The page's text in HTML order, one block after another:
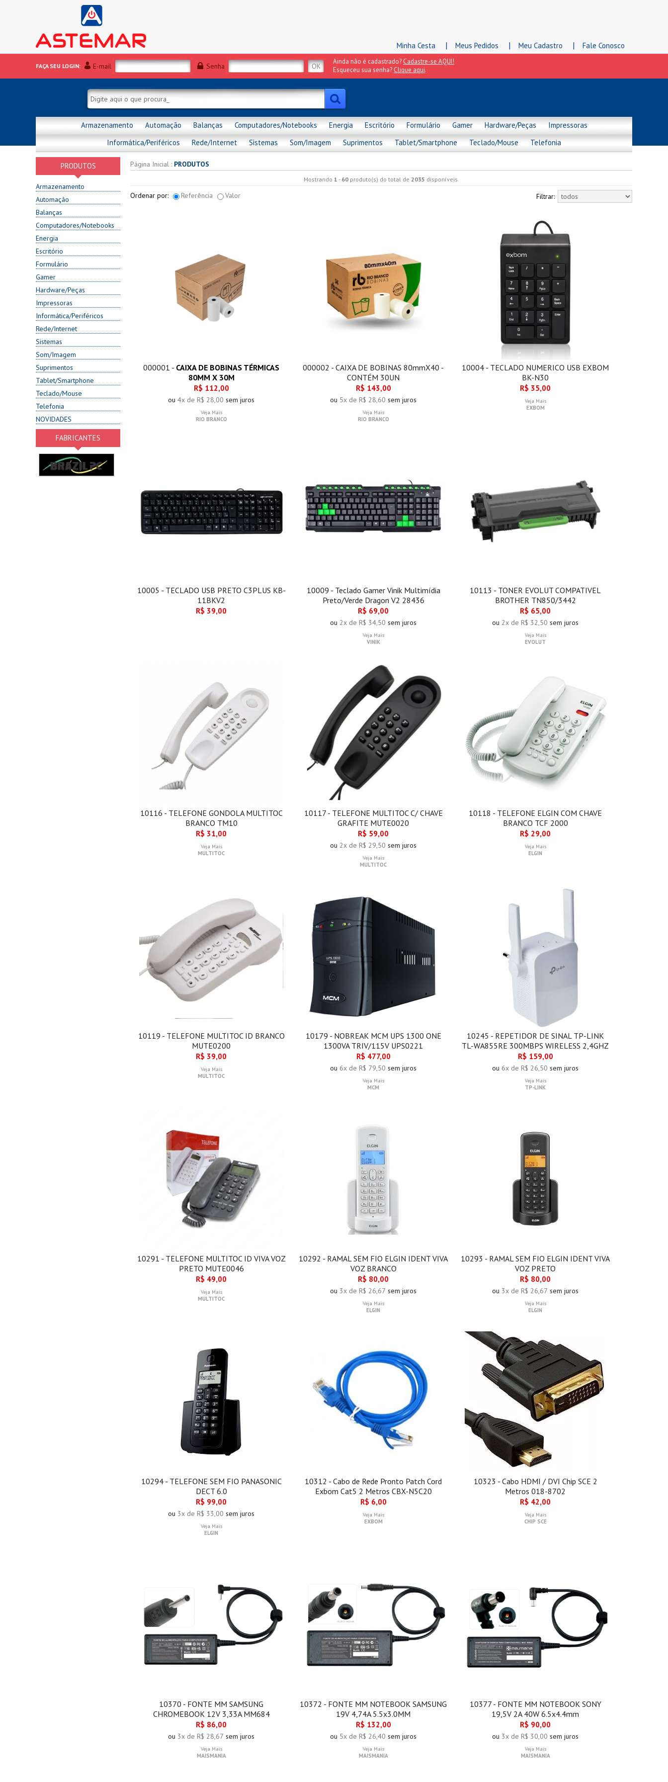
Minha Cesta | Meus Pedidos | Meu Cadastro | Fale Conosco
FAÇA SEU LOGIN: E-mail Senha
Ainda não é cadastrado? Cadastre-se AQUI!
Esqueceu sua senha? Clique aqui.
Armazenamento Automação Balanças Computadores/Notebooks Energia Escritório Formulário Gamer Hardware/Peças
Impressoras
Informática/Periféricos
Rede/Internet Sistemas Som/Imagem Suprimentos Tablet/Smartphone Teclado/Mouse Telefonia
PRODUTOS
Armazenamento
Automação
Balanças
Computadores/Notebooks
Energia
Escritório
Formulário
Gamer
Hardware/Peças
Impressoras
Informática/Periféricos
Rede/Internet
Sistemas
Som/Imagem
Suprimentos
Tablet/Smartphone
Teclado/Mouse
Telefonia
NOVIDADES
FABRICANTES
Página Inicial : PRODUTOS
Mostrando 1 - 60produto(s) do total de 2035 disponíveis.
Ordenar por: Referência Valor Filtrar:
000001 - CAIXA DE BOBINAS TÉRMICAS
80MM X 30M
R$ 112,00
ou 4x de R$ 28,00 sem juros
Veja Mais
RIO BRANCO
000002 - CAIXA DE BOBINAS 80mmX40 -
CONTÉM 30UN
R$ 143,00
ou 5x de R$ 28,60 sem juros
Veja Mais
RIO BRANCO
10004 - TECLADO NUMERICO USB EXBOM
BK-N30
R$ 35,00
Veja Mais
EXBOM
10005 - TECLADO USB PRETO C3PLUS KB-
11BKV2
R$ 39,00
10009 - Teclado Gamer Vinik Multimídia
Preto/Verde Dragon V2 28436
R$ 69,00
ou 2x de R$ 34,50 sem juros
Veja Mais
VINIK
10113 - TONER EVOLUT COMPATIVEL
BROTHER TN850/3442
R$ 65,00
ou 2x de R$ 32,50 sem juros
Veja Mais
EVOLUT
10116 - TELEFONE GONDOLA MULTITOC
BRANCO TM10
R$ 31,00
Veja Mais
MULTITOC
10117 - TELEFONE MULTITOC C/ CHAVE
GRAFITE MUTE0020
R$ 59,00
ou 2x de R$ 29,50 sem juros
Veja Mais
MULTITOC
10118 - TELEFONE ELGIN COM CHAVE
BRANCO TCF 2000
R$ 29,00
Veja Mais
ELGIN
10119 - TELEFONE MULTITOC ID BRANCO
MUTE0200
R$ 39,00
Veja Mais
MULTITOC
10179 - NOBREAK MCM UPS 1300 ONE
1300VA TRIV/115V UPS0221
R$ 477,00
ou 6x de R$ 79,50 sem juros
Veja Mais
MCM
10245 - REPETIDOR DE SINAL TP-LINK
TL-WA855RE 300MBPS WIRELESS 2,4GHZ
R$ 159,00
ou 6x de R$ 26,50 sem juros
Veja Mais
TP-LINK
10291 - TELEFONE MULTITOC ID VIVA VOZ
PRETO MUTE0046
R$ 49,00
Veja Mais
MULTITOC
10292 - RAMAL SEM FIO ELGIN IDENT VIVA
VOZ BRANCO
R$ 80,00
ou 3x de R$ 26,67 sem juros
Veja Mais
ELGIN
10293 - RAMAL SEM FIO ELGIN IDENT VIVA
VOZ PRETO
R$ 80,00
ou 3x de R$ 26,67 sem juros
Veja Mais
ELGIN
10294 - TELEFONE SEM FIO PANASONIC
DECT 6.0
R$ 99,00
ou 3x de R$ 33,00 sem juros
Veja Mais
ELGIN
10312 - Cabo de Rede Pronto Patch Cord
Exbom Cat5 2 Metros CBX-N5C20
R$ 6,00
Veja Mais
EXBOM
10323 - Cabo HDMI / DVI Chip SCE 2
Metros 018-8702
R$ 42,00
Veja Mais
CHIP SCE
10370 - FONTE MM SAMSUNG
CHROMEBOOK 12V 3,33A MM684
R$ 86,00
ou 3x de R$ 28,67 sem juros
Veja Mais
MAISMANIA
10372 - FONTE MM NOTEBOOK SAMSUNG
19V 4,74A 5.5x3.0MM
R$ 132,00
ou 5x de R$ 26,40 sem juros
Veja Mais
MAISMANIA
10377 - FONTE MM NOTEBOOK SONY
19,5V 2A 40W 6.5x4.4mm
R$ 90,00
ou 3x de R$ 30,00 sem juros
Veja Mais
MAISMANIA